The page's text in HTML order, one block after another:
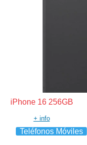
iPhone 16 256GB
+ info
Teléfonos Móviles